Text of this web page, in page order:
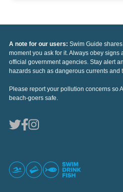
A note for our users: Swim Guide
moment you ask for it. Always obey signs
official government agencies. Stay alert
hazards such as dangerous currents and
Please report your pollution concerns so
beach-goers safe.